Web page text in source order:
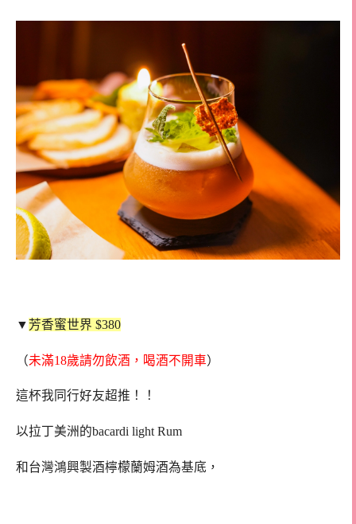
▼ 芳香蜜世界 $380
（未滿18歲請勿飲酒，喝酒不開車）
這杯我同行好友超推！！
以拉丁美洲的bacardi light Rum
和台灣鴻興製酒檸檬蘭姆酒為基底，